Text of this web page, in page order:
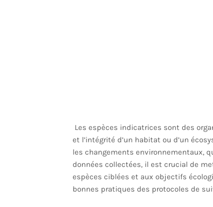
Les espèces indicatrices sont des
et l’intégrité d’un habitat ou d’un
les changements environnementaux,
données collectées, il est crucial de
espèces ciblées et aux objectifs
bonnes pratiques des protocoles de